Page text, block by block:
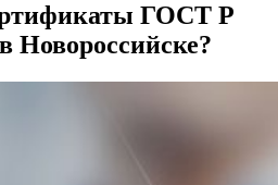
ГОСТ Р
Новороссийске?